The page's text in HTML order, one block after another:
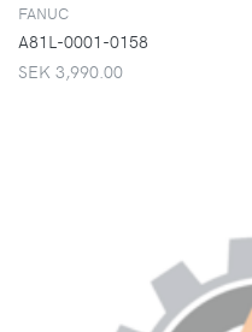
FANUC
A81L-0001-0158
SEK 3,990.00